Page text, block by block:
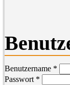
Benutzername *
Passwort *